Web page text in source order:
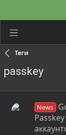
Теги
passkey
News